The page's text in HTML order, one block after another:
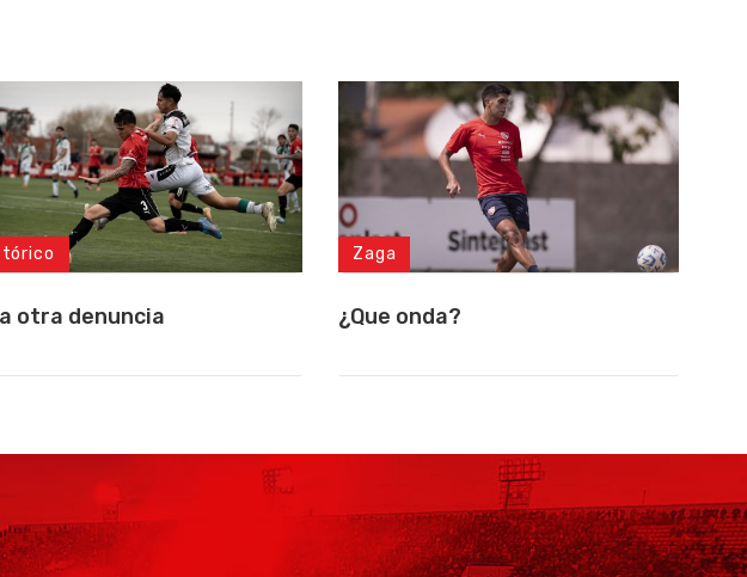
otra denuncia
Zaga
¿Que onda?